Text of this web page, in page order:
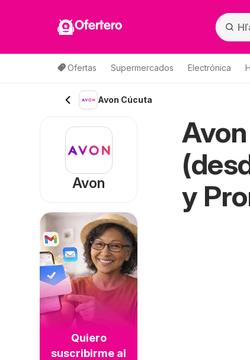
Ofertero
Ofertas Supermercados Electrónica
Avon Cúcuta
y
Avon
Quiero
suscribirme al